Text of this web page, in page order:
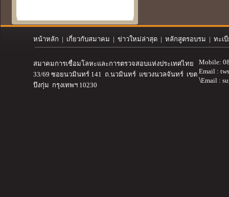
หน้าหลัก | เกี่ยวกับสมาคม | ข่าวใหม่ล่าสุด | หลักสูตรอบรม | ทะเ
สมาคมการเชื่อมโลหะและการตรวจสอบแห่งประเทศไทย
33/69 ซอยนวมินทร์ 141 ถ.นวมินทร์ แขวงนวลจันทร์ เขต
บึงกุ่ม กรุงเทพฯ 10230
Mobile:
Email :
\Email :